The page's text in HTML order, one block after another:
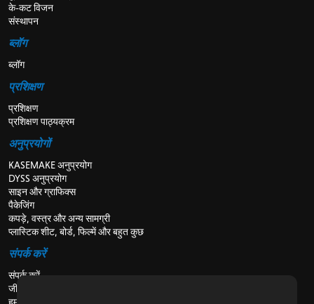
के-कट विजन
संस्थापन
ब्लॉग
ब्लॉग
प्रशिक्षण
प्रशिक्षण
प्रशिक्षण पाठ्यक्रम
अनुप्रयोगों
KASEMAKE अनुप्रयोग
DYSS अनुप्रयोग
साइन और ग्राफिक्स
पैकेजिंग
कपड़े, वस्त्र और अन्य सामग्री
प्लास्टिक शीट, बोर्ड, फिल्में और बहुत कुछ
संपर्क करें
संपर्क करें
जीविका